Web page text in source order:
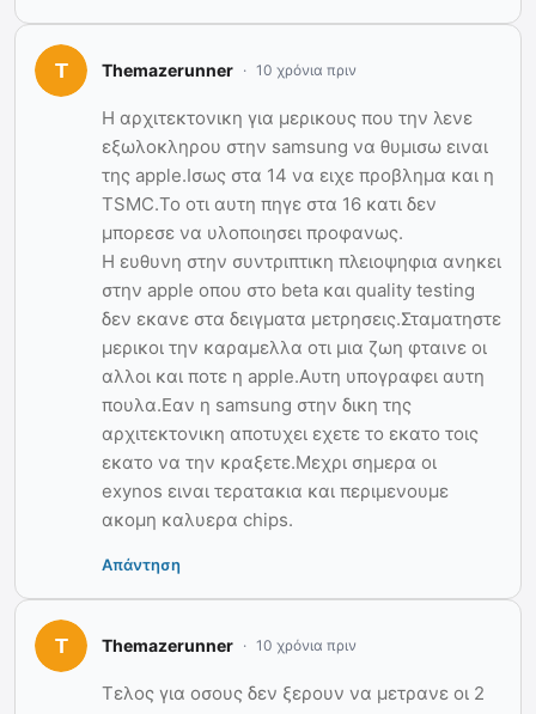
Themazerunner 10 χρόνια πριν
Η αρχιτεκτονικη για μερικους που την λενε
εξωλοκληρου στην samsung να θυμισω ειναι
της apple.Ισως στα 14 να ειχε προβλημα και η
TSMC.Το οτι αυτη πηγε στα 16 κατι δεν
μπορεσε να υλοποιησει προφανως.
Η ευθυνη στην συντριπτικη πλειοψηφια ανηκει
στην apple οπου στο beta και quality testing
δεν εκανε στα δειγματα μετρησεις.Σταματηστε
μερικοι την καραμελλα οτι μια ζωη φταινε οι
αλλοι και ποτε η apple.Αυτη υπογραφει αυτη
πουλα.Εαν η samsung στην δικη της
αρχιτεκτονικη αποτυχει εχετε το εκατο τοις
εκατο να την κραξετε.Μεχρι σημερα οι
exynos ειναι τερατακια και περιμενουμε
ακομη καλυερα chips.
Απάντηση
Themazerunner 10 χρόνια πριν
Τελος για οσους δεν ξερουν να μετρανε οι 2